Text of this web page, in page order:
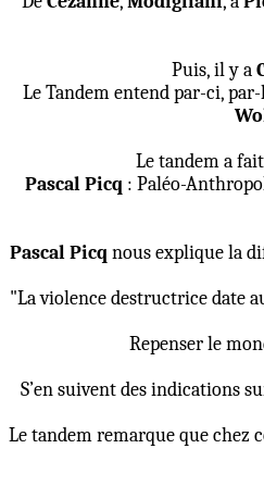
Puis, il y a
Le Tandem entend par-ci,
Le tandem a
Pascal Picq : Paléo-
Pascal Picq nous explique la
"La violence destructrice date
Repenser le
S’en suivent des indications
Le tandem remarque que chez